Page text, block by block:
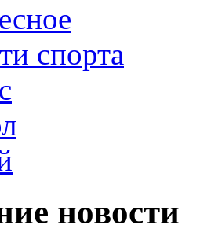
спорта
новости